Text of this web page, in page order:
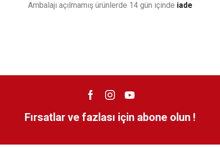
Ambalajı açılmamış ürünlerde 14 gün içinde iade
Fırsatlar ve fazlası için abone olun !